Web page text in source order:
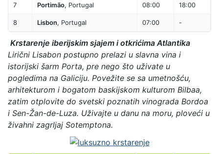
7 Portimão, Portugal 08:00 18:00
8 Lisbon, Portugal 07:00 -
Krstarenje iberijskim sjajem i otkrićima Atlantika
Lirični Lisabon postupno prelazi u slavna vina i
istorijski šarm Porta, pre nego što uživate u
pogledima na Galiciju. Povežite se sa umetnošću,
arhitekturom i bogatom baskijskom kulturom Bilbaa,
zatim otplovite do svetski poznatih vinograda Bordoa
i Sen-Žan-de-Luza. Uživajte u danu na moru, ploveći u
živahni zagrljaj Sotemptona.